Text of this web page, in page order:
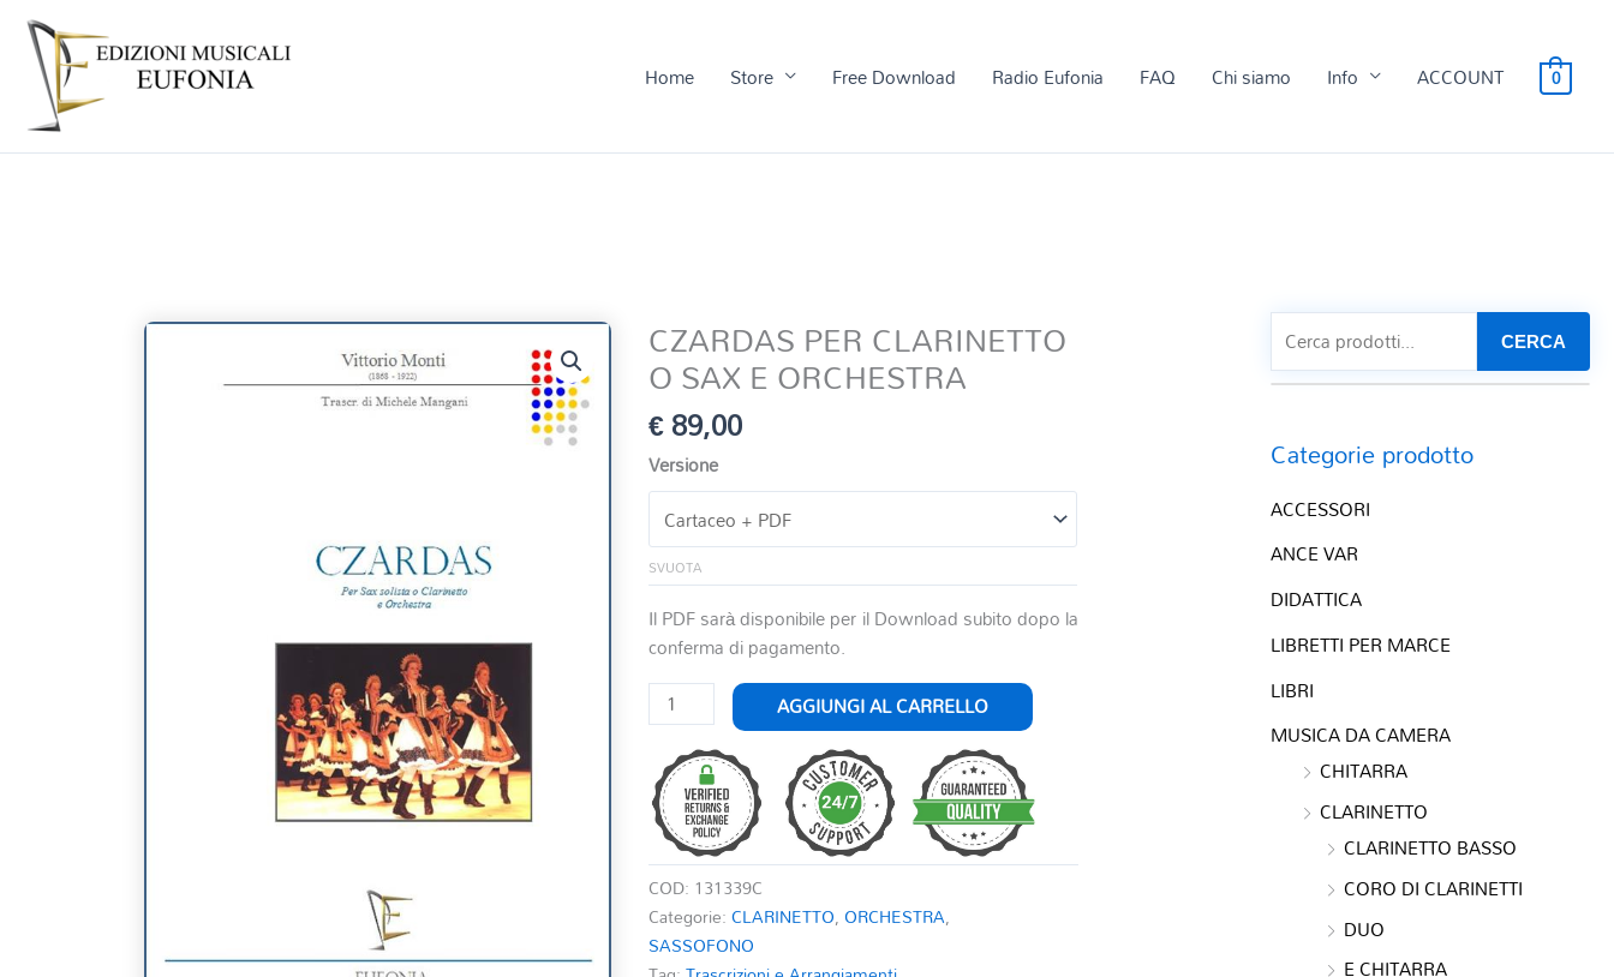
Home Store Free Download Radio Eufonia FAQ Chi siamo Info ACCOUNT 0
CZARDAS PER CLARINETTO
O SAX E ORCHESTRA
€89,00
Versione
SVUOTA
Il PDF sarà disponibile per il Download subito dopo la
conferma di pagamento.
CZARDAS
PER
CLARINETTO
O
SAX
ORCHESTRA
quantità
AGGIUNGI AL CARRELLO
COD: 131339C
Categorie:CLARINETTO, ORCHESTRA,
SASSOFONO
CERCA
Categorie prodotto
ACCESSORI
ANCE VAR
DIDATTICA
LIBRETTI PER MARCE
LIBRI
MUSICA DA CAMERA
CHITARRA
CLARINETTO
CLARINETTO BASSO
CORO DI CLARINETTI
DUO
E CHITARRA